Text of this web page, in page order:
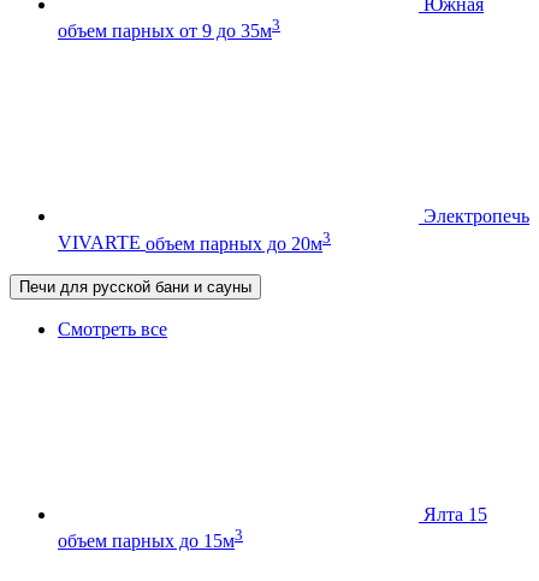
Южная
объем парных от 9 до 35м3
Электропечь
VIVARTE объем парных до 20м3
Печи для русской бани и сауны
Смотреть все
Ялта 15
объем парных до 15м3